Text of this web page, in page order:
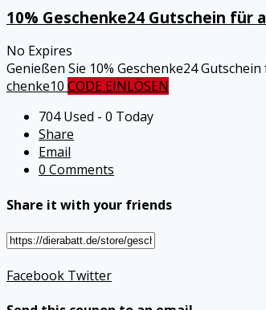
10% Geschenke24 Gutschein für
No Expires
Genießen Sie 10% Geschenke24
chenke10 CODE EINLÖSEN
704 Used - 0 Today
Share
Email
0 Comments
Share it with your friends
Facebook Twitter